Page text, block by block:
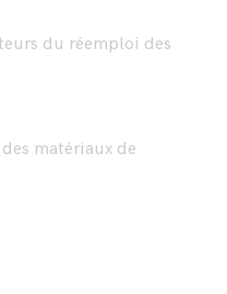
du réemploi des
matériaux de